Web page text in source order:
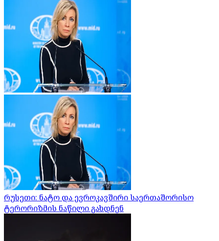
რუსეთი: ნატო და ევროკავშირი საერთაშორისო
ტერორიზმის ნაწილი გახდნენ